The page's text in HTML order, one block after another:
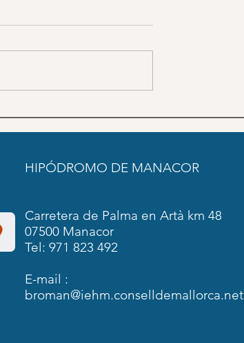
verano
HIPÓDROMO DE MANACOR
Carretera de Palma en Artà km 48
07500 Manacor
Tel: 971 823 492
E-mail :
broman@iehm.conselldemallorca.net